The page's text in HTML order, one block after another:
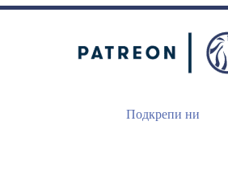
Подкрепи ни